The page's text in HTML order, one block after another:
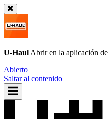
U-Haul Abrir en la aplicación de
Abierto
Saltar al contenido